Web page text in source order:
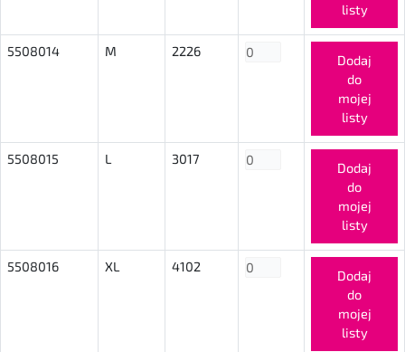
listy
5508014 M 2226
Dodaj
do
mojej
listy
5508015 L 3017
Dodaj
do
mojej
listy
5508016 XL 4102
Dodaj
do
mojej
listy